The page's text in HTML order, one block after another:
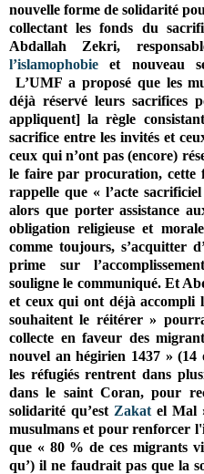
nouvelle forme de solidarité
collectant les fonds du
Abdallah Zekri,
l’islamophobie et nouveau
L’UMF a proposé que les
déjà réservé leurs
appliquent] la règle
sacrifice entre les invités et
ceux qui n’ont pas (encore)
le faire par procuration, cette
rappelle que « l’acte
alors que porter assistance
obligation religieuse et
comme toujours, s’acquitter
prime sur
souligne le communiqué. Et
et ceux qui ont déjà accompli
souhaitent le réitérer »
collecte en faveur des
nouvel an hégirien 1437 »
les réfugiés rentrent dans
dans le saint Coran, pour
solidarité qu’est Zakatel Mal
musulmans et pour renforcer
que « 80 % de ces migrants
qu’) il ne faudrait pas que la